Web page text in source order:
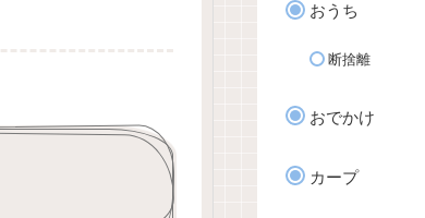
おうち
断捨離
おでかけ
カープ